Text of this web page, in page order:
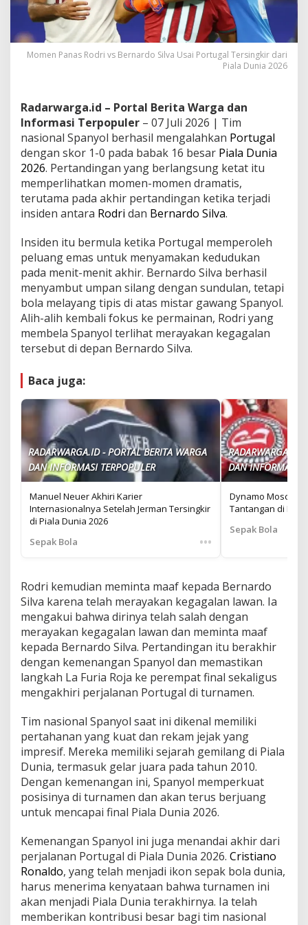
Momen Panas Rodri vs Bernardo Silva Usai Portugal Tersingkir dari
Piala Dunia 2026
Radarwarga.id – Portal Berita Warga dan
Informasi Terpopuler – 07 Juli 2026 | Tim
nasional Spanyol berhasil mengalahkan Portugal
dengan skor 1-0 pada babak 16 besar Piala Dunia
2026. Pertandingan yang berlangsung ketat itu
memperlihatkan momen-momen dramatis,
terutama pada akhir pertandingan ketika terjadi
insiden antara Rodri dan Bernardo Silva.
Insiden itu bermula ketika Portugal memperoleh
peluang emas untuk menyamakan kedudukan
pada menit-menit akhir. Bernardo Silva berhasil
menyambut umpan silang dengan sundulan, tetapi
bola melayang tipis di atas mistar gawang Spanyol.
Alih-alih kembali fokus ke permainan, Rodri yang
membela Spanyol terlihat merayakan kegagalan
tersebut di depan Bernardo Silva.
Baca juga:
RADARWARGA.ID - PORTAL BERITA WARGA
DAN INFORMASI TERPOPULER
Manuel Neuer Akhiri Karier
Internasionalnya Setelah Jerman Tersingkir
di Piala Dunia 2026
Sepak Bola
•••
RADARWARGA.ID
DAN INFORMASI
Dynamo Moscow:
Tantangan di Liga
Sepak Bola
Rodri kemudian meminta maaf kepada Bernardo
Silva karena telah merayakan kegagalan lawan. Ia
mengakui bahwa dirinya telah salah dengan
merayakan kegagalan lawan dan meminta maaf
kepada Bernardo Silva. Pertandingan itu berakhir
dengan kemenangan Spanyol dan memastikan
langkah La Furia Roja ke perempat final sekaligus
mengakhiri perjalanan Portugal di turnamen.
Tim nasional Spanyol saat ini dikenal memiliki
pertahanan yang kuat dan rekam jejak yang
impresif. Mereka memiliki sejarah gemilang di Piala
Dunia, termasuk gelar juara pada tahun 2010.
Dengan kemenangan ini, Spanyol memperkuat
posisinya di turnamen dan akan terus berjuang
untuk mencapai final Piala Dunia 2026.
Kemenangan Spanyol ini juga menandai akhir dari
perjalanan Portugal di Piala Dunia 2026. Cristiano
Ronaldo, yang telah menjadi ikon sepak bola dunia,
harus menerima kenyataan bahwa turnamen ini
akan menjadi Piala Dunia terakhirnya. Ia telah
memberikan kontribusi besar bagi tim nasional